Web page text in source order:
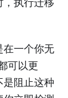
，执行迁移
在一个你无
可以更
是阻止这种